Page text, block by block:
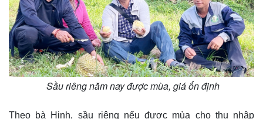
Sầu riêng năm nay được mùa, giá ổn định
Theo bà Hinh, sầu riêng nếu được mùa cho thu nhập